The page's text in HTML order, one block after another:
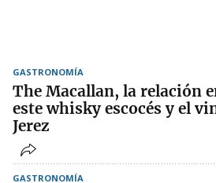
GASTRONOMÍA
The Macallan, la relación
este whisky escocés y el
Jerez
GASTRONOMÍA